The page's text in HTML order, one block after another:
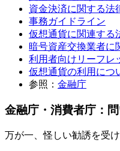
資金決済に関する法
事務ガイドライン
仮想通貨に関連する
暗号資産交換業者に
利用者向けリーフレ
仮想通貨の利用につ
参照： 金融庁
金融庁・消費者庁：
万が一、怪しい勧誘を受